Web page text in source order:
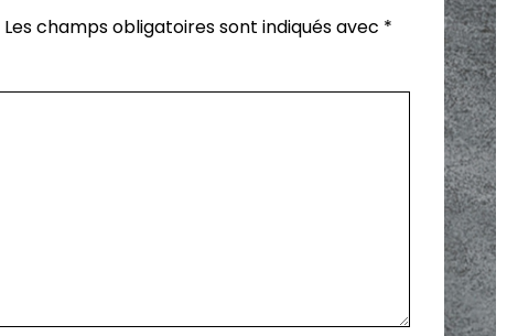
Les champs obligatoires sont indiqués avec *